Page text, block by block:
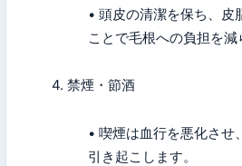
• 頭皮の清潔を保ち、皮
ことで毛根への負担を減
4. 禁煙・節酒
• 喫煙は血行を悪化させ
引き起こします。